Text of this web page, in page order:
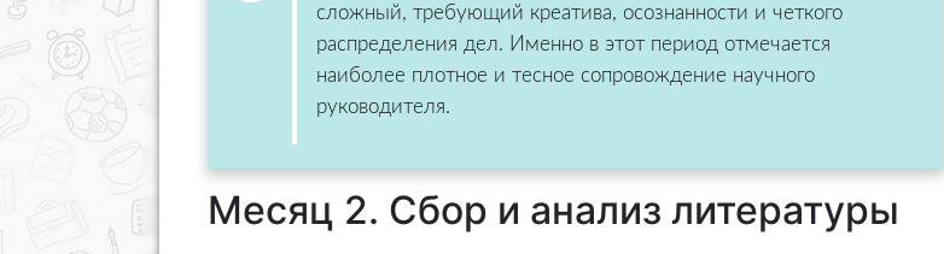
сложный, требующий креатива, осознанности и четкого
распределения дел. Именно в этот период отмечается
наиболее плотное и тесное сопровождение научного
руководителя.
Месяц 2. Сбор и анализ литературы